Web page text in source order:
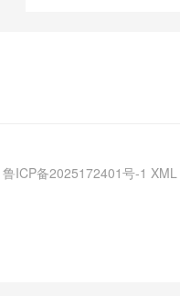
鲁ICP备2025172401号-1 XML